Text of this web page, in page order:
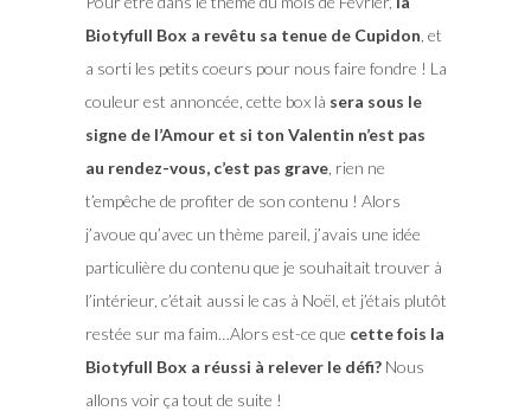
Biotyfull Box a revêtu sa tenue de Cupidon , et
a sorti les petits coeurs pour nous faire fondre ! La
couleur est annoncée, cette box là sera sous le
signe de l’Amour et si ton Valentin n’est pas
au rendez-vous, c’est pas grave, rien ne
t’empêche de profiter de son contenu ! Alors
j’avoue qu’avec un thème pareil, j’avais une idée
particulière du contenu que je souhaitait trouver à
l’intérieur, c’était aussi le cas à Noël, et j’étais plutôt
restée sur ma faim…Alors est-ce que cette fois la
Biotyfull Box a réussi à relever le défi?Nous
allons voir ça tout de suite !